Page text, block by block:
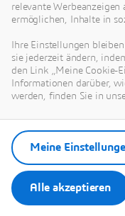
Warum
Systèmes
in der
Die
Plattform
relevante
ermöglichen, Inhalte in
Ihre Einstellungen
sie jederzeit ändern,
den Link „Meine Cookie-
Informationen darüber,
werden, finden Sie in
Alle akzeptieren
Meine